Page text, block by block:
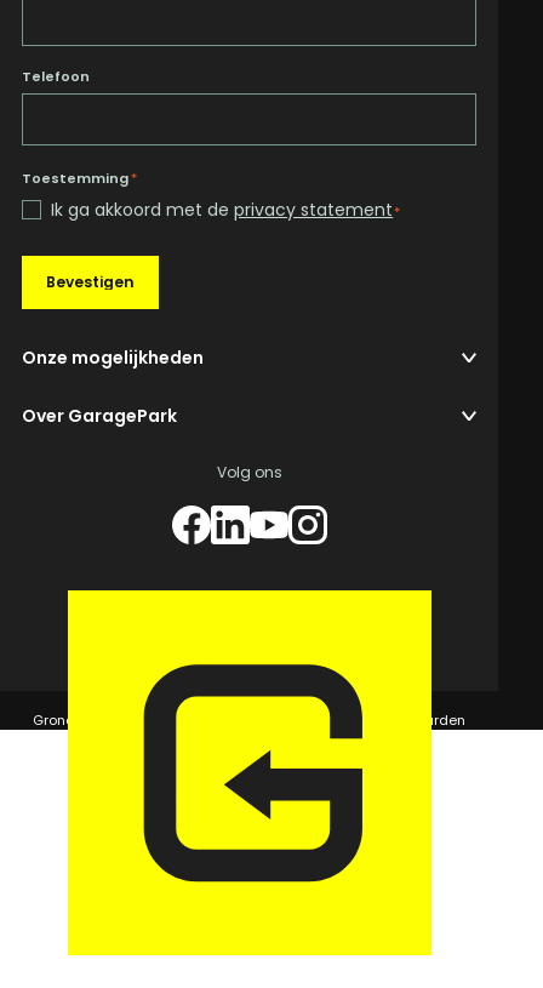
Telefoon
Toestemming*
Ik ga akkoord met deprivacy statement*
Bevestigen
Onze mogelijkheden
Over GaragePark
Volg ons
© 2026 GaragePark.
Grondposities
365Beheer & GaragePark Algemene voorwaarden